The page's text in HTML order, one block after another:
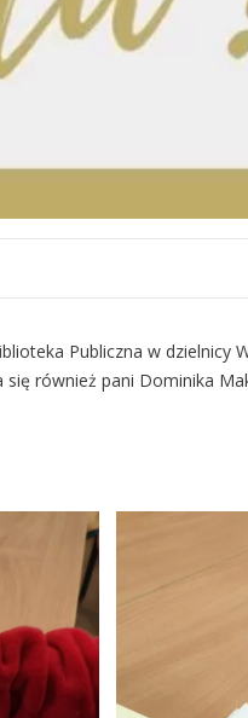
Publiczna w dzielnicy
również pani Dominika